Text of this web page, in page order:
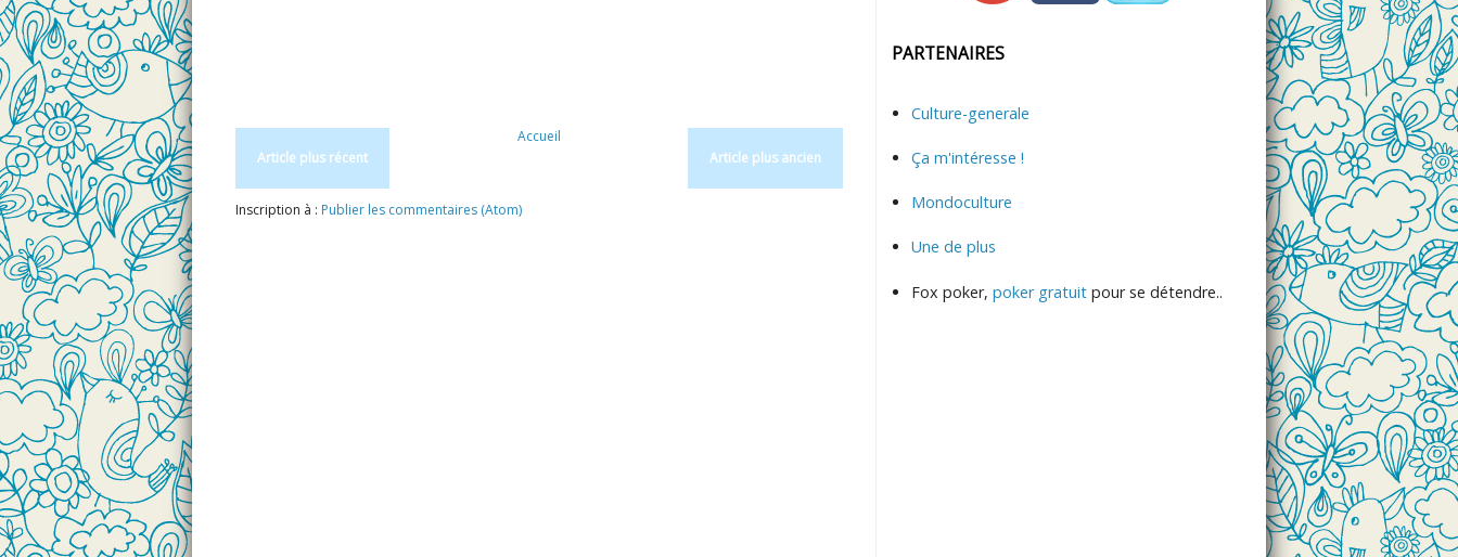
Article plus récent Article plus ancien
Accueil
Inscription à : Publier les commentaires (Atom)
PARTENAIRES
Culture-generale
Ça m'intéresse !
Mondoculture
Une de plus
Fox poker, poker gratuit pour se détendre..